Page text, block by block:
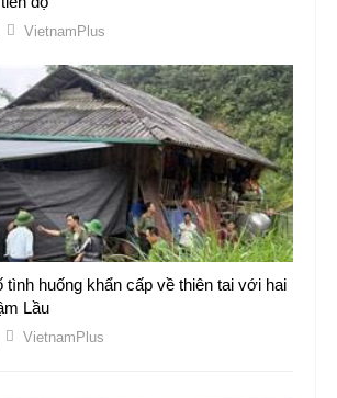
VietnamPlus
tình huống khẩn cấp về thiên tai với hai
Lầu
VietnamPlus